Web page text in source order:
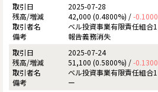
2025-07-28
42,000 (0.4800%) /-0.1000
ベル投資事業有限責任組合1
報告義務消失
2025-07-24
51,100 (0.5800%) /-0.1300
ベル投資事業有限責任組合1
ー